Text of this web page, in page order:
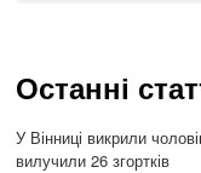
Останні
У Вінниці викрили
вилучили 26 згортків